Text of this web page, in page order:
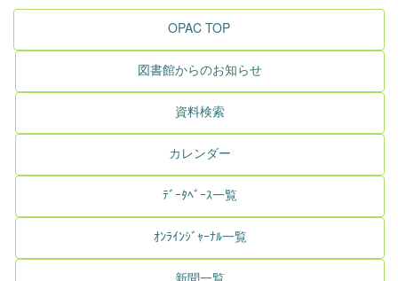
OPAC TOP
図書館からのお知らせ
資料検索
カレンダー
ﾃﾞｰﾀﾍﾞｰｽ一覧
ｵﾝﾗｲﾝｼﾞｬｰﾅﾙ一覧
新聞一覧